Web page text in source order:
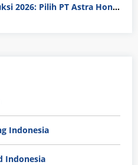
Gaji Operator Produksi 2026: Pilih PT Astra Honda Motor (AHM) atau Manufaktur di Jepang?
Indonesia
Indonesia